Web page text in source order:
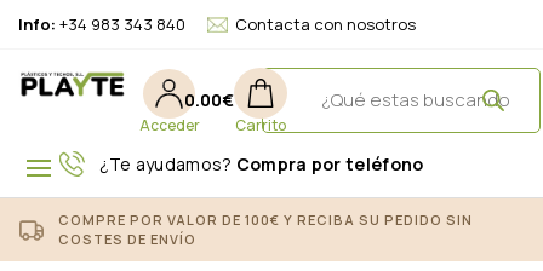
Info: +34 983 343 840 Contacta con nosotros
0.00€
¿Te ayudamos? Compra por teléfono
COMPRE POR VALOR DE 100€ Y RECIBA SU PEDIDO SIN
COSTES DE ENVÍO